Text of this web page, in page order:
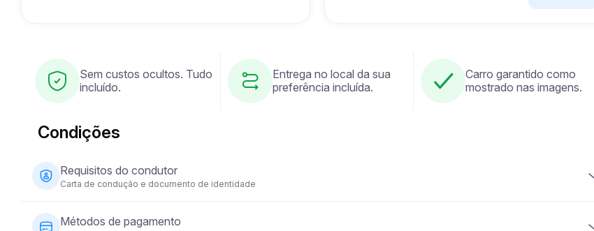
Sem custos ocultos. Tudo
incluído.
Entrega no local da sua
preferência incluída.
Carro garantido como
mostrado nas imagens.
Condições
Requisitos do condutor
Carta de condução e documento de identidade
O condutor deve ter pelo menos 23 anos de idade e possuir uma carta de condução válida. É igualmente
necessário um documento de identidade (passaporte ou bilhete de identidade nacional). Alguns veículos podem
Métodos de pagamento